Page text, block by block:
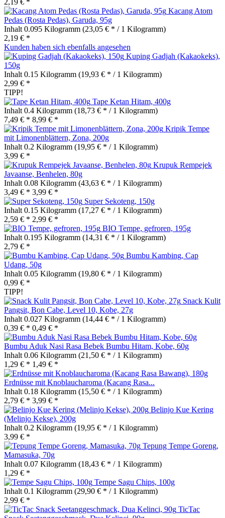
Kacang Atom
Pedas (Rosta Pedas), Garuda, 95g
Inhalt 0.095 Kilogramm (23,05 € * / 1 Kilogramm)
2,19 € *
Kunden haben sich ebenfalls angesehen
Kuping Gadjah (Kakaokeks),
150g
Inhalt 0.15 Kilogramm (19,93 € * / 1 Kilogramm)
2,99 € *
TIPP!
Tape Ketan Hitam, 400g
Inhalt 0.4 Kilogramm (18,73 € * / 1 Kilogramm)
7,49 € * 8,99 € *
Kripik Tempe
mit Limonenblättern, Zona, 200g
Inhalt 0.2 Kilogramm (19,95 € * / 1 Kilogramm)
3,99 € *
Krupuk Rempejek
Javaanse, Benhelen, 80g
Inhalt 0.08 Kilogramm (43,63 € * / 1 Kilogramm)
3,49 € * 3,99 € *
Super Sekoteng, 150g
Inhalt 0.15 Kilogramm (17,27 € * / 1 Kilogramm)
2,59 € * 2,99 € *
BIO Tempe, gefroren, 195g
Inhalt 0.195 Kilogramm (14,31 € * / 1 Kilogramm)
2,79 € *
Bumbu Kambing, Cap
Udang, 50g
Inhalt 0.05 Kilogramm (19,80 € * / 1 Kilogramm)
0,99 € *
TIPP!
Snack Kulit
Pangsit, Bon Cabe, Level 10, Kobe, 27g
Inhalt 0.027 Kilogramm (14,44 € * / 1 Kilogramm)
0,39 € * 0,49 € *
Bumbu Aduk Nasi Rasa Bebek Bumbu Hitam, Kobe, 60g
Inhalt 0.06 Kilogramm (21,50 € * / 1 Kilogramm)
1,29 € * 1,49 € *
Erdnüsse mit Knoblaucharoma (Kacang Rasa...
Inhalt 0.18 Kilogramm (15,50 € * / 1 Kilogramm)
2,79 € * 3,99 € *
Belinjo Kue Kering
(Melinjo Kekse), 200g
Inhalt 0.2 Kilogramm (19,95 € * / 1 Kilogramm)
3,99 € *
Tepung Tempe Goreng,
Mamasuka, 70g
Inhalt 0.07 Kilogramm (18,43 € * / 1 Kilogramm)
1,29 € *
Tempe Sagu Chips, 100g
Inhalt 0.1 Kilogramm (29,90 € * / 1 Kilogramm)
2,99 € *
TicTac